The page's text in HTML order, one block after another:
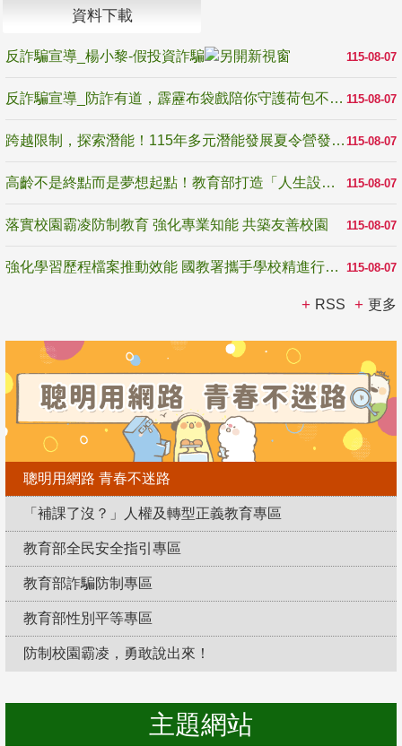
資料下載
115-08-07
反詐騙宣導_楊小黎-假投資詐騙
115-08-07
反詐騙宣導_防詐有道，霹靂布袋戲陪你守護荷包不受騙
115-08-07
跨越限制，探索潛能！115年多元潛能發展夏令營發掘生命無限可能
115-08-07
高齡不是終點而是夢想起點！教育部打造「人生設計夢工場」 參展第3屆高齡健康產業博覽會
115-08-07
落實校園霸凌防制教育 強化專業知能 共築友善校園
115-08-07
強化學習歷程檔案推動效能 國教署攜手學校精進行政與教學支持
RSS 更多
聰明用網路 青春不迷路
「補課了沒？」人權及轉型正義教育專區
教育部全民安全指引專區
教育部詐騙防制專區
教育部性別平等專區
防制校園霸凌，勇敢說出來！
主題網站